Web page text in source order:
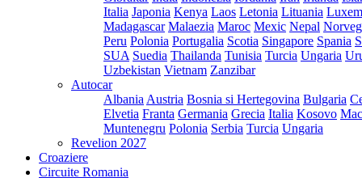
Italia Japonia Kenya Laos Letonia Lituania
Madagascar Malaezia Maroc Mexic Nepal
Peru Polonia Portugalia Scotia Singapore Spania
SUA Suedia Thailanda Tunisia Turcia Ungaria
Uzbekistan Vietnam Zanzibar
Autocar
Albania Austria Bosnia si Hertegovina Bulgaria
Elvetia Franta Germania Grecia Italia Kosovo
Muntenegru Polonia Serbia Turcia Ungaria
Revelion 2027
Croaziere
Circuite Romania